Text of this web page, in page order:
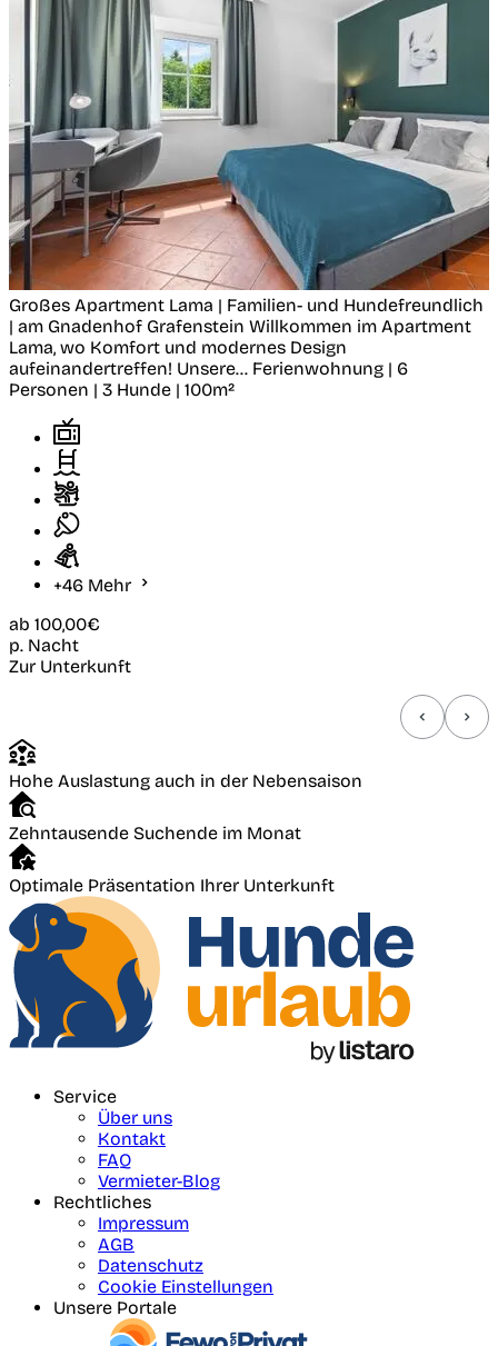
Großes Apartment Lama | Familien- und Hundefreundlich
| am Gnadenhof Grafenstein Willkommen im Apartment
Lama, wo Komfort und modernes Design
aufeinandertreffen! Unsere... Ferienwohnung | 6
Personen | 3 Hunde | 100m²
+46 Mehr
ab 100,00€
p. Nacht
Zur Unterkunft
Hohe Auslastung auch in der Nebensaison
Zehntausende Suchende im Monat
Optimale Präsentation Ihrer Unterkunft
Service
Über uns
Kontakt
FAQ
Vermieter-Blog
Rechtliches
Impressum
AGB
Datenschutz
Cookie Einstellungen
Unsere Portale